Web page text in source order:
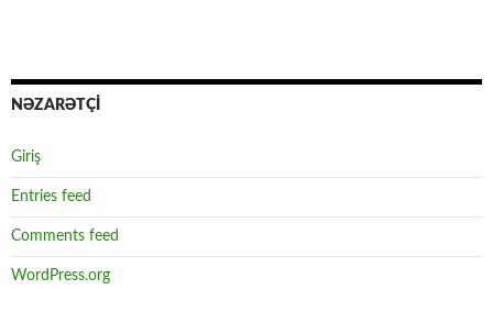
NƏZARƏTÇİ
Giriş
Entries feed
Comments feed
WordPress.org